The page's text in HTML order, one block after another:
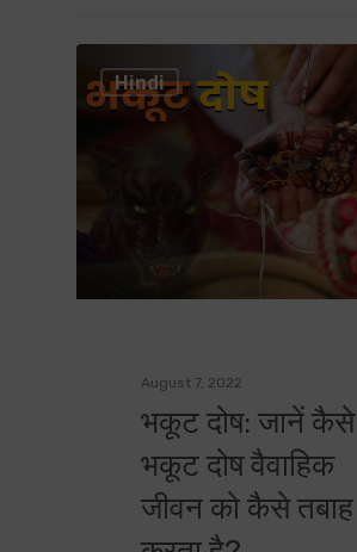
Hindi
August 7, 2022
भकूट दोष: जानें कैसे
भकूट दोष वैवाहिक
जीवन को कैसे तबाह